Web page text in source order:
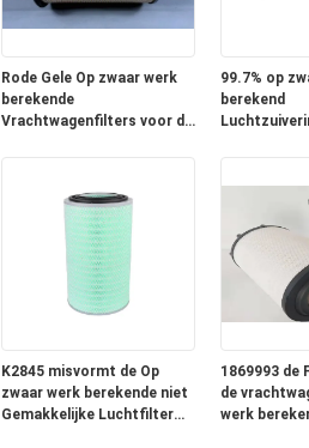
Rode Gele Op zwaar werk
berekende
Vrachtwagenfilters voor de
99.7% op
berekend
K2845 misvormt de Op
zwaar werk berekende niet
Gemakkelijke Luchtfilter
1869993 de
de
werk